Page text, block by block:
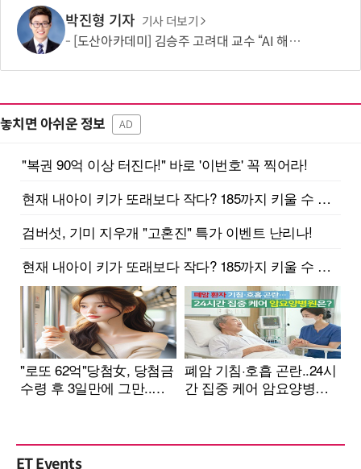
박진형 기자 기사 더보기
[도산아카데미] 김승주 고려대 교수 “AI 해킹은 AI로 막아야…망분리 정책 바꿔야”
놓치면 아쉬운 정보 AD
ET Events